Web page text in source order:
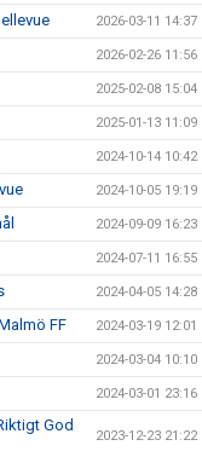
2026-03-11 14:37
2026-02-26 11:56
2025-02-08 15:04
2025-01-13 11:09
2024-10-14 10:42
2024-10-05 19:19
2024-09-09 16:23
2024-07-11 16:55
2024-04-05 14:28
FF 2024-03-19 12:01
2024-03-04 10:10
2024-03-01 23:16
God
2023-12-23 21:22